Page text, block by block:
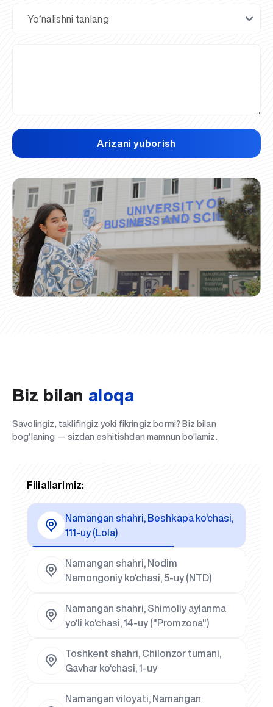
Arizani yuborish
Biz bilan aloqa
Savolingiz, taklifingiz yoki fikringiz bormi? Biz bilan
bog‘laning — sizdan eshitishdan mamnun bo‘lamiz.
Filiallarimiz:
Namangan shahri, Beshkapa ko‘chasi,
111-uy (Lola)
Namangan shahri, Nodim
Namongoniy ko‘chasi, 5-uy (NTD)
Namangan shahri, Shimoliy aylanma
yo‘li ko‘chasi, 14-uy ("Promzona")
Toshkent shahri, Chilonzor tumani,
Gavhar ko‘chasi, 1-uy
Namangan viloyati, Namangan